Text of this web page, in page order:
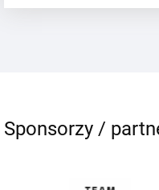
Sponsorzy /